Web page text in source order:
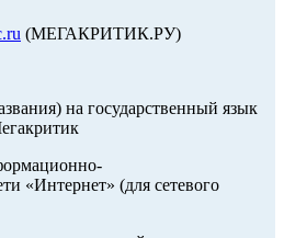
(МЕГАКРИТИК.РУ)
на государственный язык
«Интернет» (для сетевого